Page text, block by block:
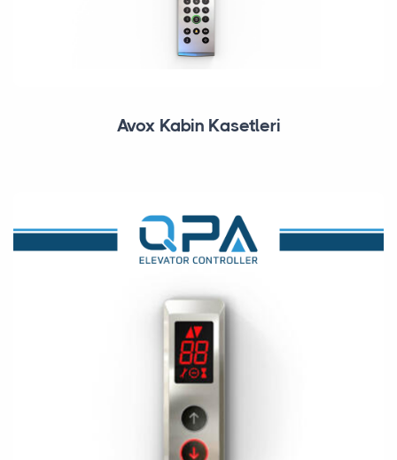
Avox Kabin Kasetleri